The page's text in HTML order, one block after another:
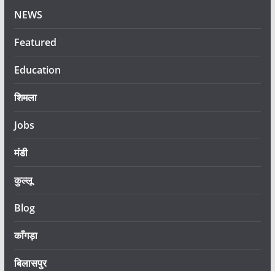
NEWS
Featured
Education
शिमला
Jobs
मंडी
कुल्लू
Blog
काँगड़ा
बिलासपुर